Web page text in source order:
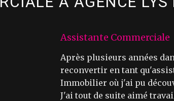
Assistante Commerciale
Après plusieurs années
reconvertir en tant
Immobilier où j'ai pu
J'ai tout de suite aimé